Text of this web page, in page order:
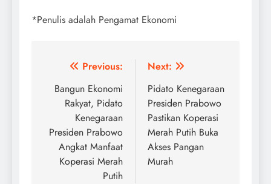
*Penulis adalah Pengamat Ekonomi
Post
navigation
Previous:
Bangun Ekonomi
Rakyat, Pidato
Kenegaraan
Presiden Prabowo
Angkat Manfaat
Koperasi Merah
Putih
Next:
Pidato Kenegaraan
Presiden Prabowo
Pastikan Koperasi
Merah Putih Buka
Akses Pangan
Murah